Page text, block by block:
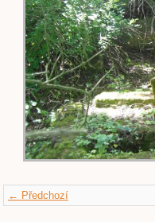
← Předchozí